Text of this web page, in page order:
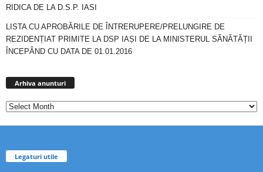
RIDICA DE LA D.S.P. IASI
LISTA CU APROBĂRILE DE ÎNTRERUPERE/PRELUNGIRE DE
REZIDENȚIAT PRIMITE LA DSP IAȘI DE LA MINISTERUL SĂNĂTĂȚII
ÎNCEPÂND CU DATA DE 01.01.2016
Arhiva anunturi
Legaturi utile